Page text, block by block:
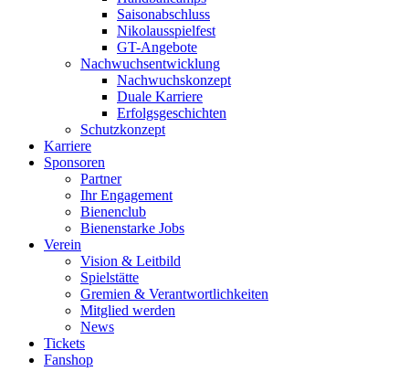
Saisonabschluss
Nikolausspielfest
GT-Angebote
Nachwuchsentwicklung
Nachwuchskonzept
Duale Karriere
Erfolgsgeschichten
Schutzkonzept
Karriere
Sponsoren
Partner
Ihr Engagement
Bienenclub
Bienenstarke Jobs
Verein
Vision & Leitbild
Spielstätte
Gremien & Verantwortlichkeiten
Mitglied werden
News
Tickets
Fanshop